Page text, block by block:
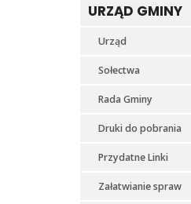
URZĄD GMINY
Urząd
Sołectwa
Rada Gminy
Druki do pobrania
Przydatne Linki
Załatwianie spraw